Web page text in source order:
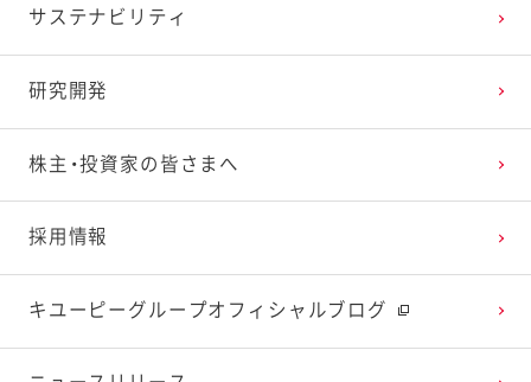
サステナビリティ
研究開発
株主・投資家の皆さまへ
採用情報
キユーピーグループオフィシャルブログ